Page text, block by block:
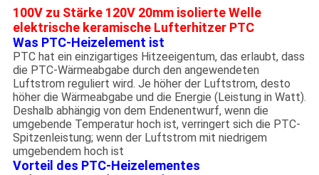
100V zu Stärke 120V 20mm isolierte Welle
elektrische keramische Lufterhitzer PTC
Was PTC-Heizelement ist
PTC hat ein einzigartiges Hitzeeigentum, das erlaubt, dass
die PTC-Wärmeabgabe durch den angewendeten
Luftstrom reguliert wird. Je höher der Luftstrom, desto
höher die Wärmeabgabe und die Energie (Leistung in Watt).
Deshalb abhängig von dem Endenentwurf, wenn die
umgebende Temperatur hoch ist, verringert sich die PTC-
Spitzenleistung; wenn der Luftstrom mit niedrigem
umgebendem hoch ist
Vorteil des PTC-Heizelementes